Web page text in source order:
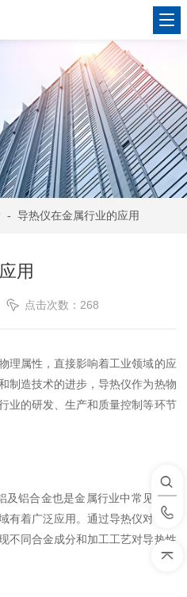
- 导热仪在金属行业的应用
用
点击次数：268
理属性，直接影响着工业领域的应
制造技术的进步，导热仪作为热物
业的研发、生产和质量控制等环节
及铝合金也是金属行业中常见的材
有着广泛应用。通过导热仪对铝合
不同合金成分和加工工艺对导热性